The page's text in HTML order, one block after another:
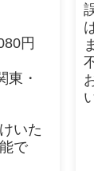
円
東・
いた
で